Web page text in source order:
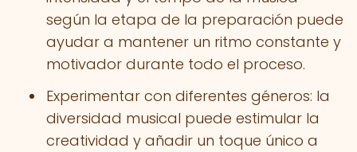
según la etapa de la preparación puede
ayudar a mantener un ritmo constante y
motivador durante todo el proceso.
Experimentar con diferentes géneros: la
diversidad musical puede estimular la
creatividad y añadir un toque único a